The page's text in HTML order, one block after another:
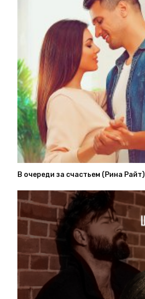
В очереди за счастьем (Рина Райт)